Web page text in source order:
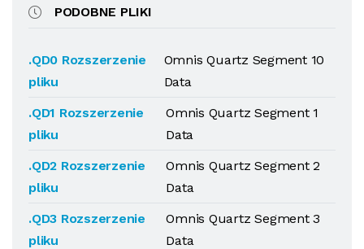
PODOBNE PLIKI
.QD0 Rozszerzenie
pliku
Omnis Quartz Segment 10
Data
.QD1 Rozszerzenie
pliku
Omnis Quartz Segment 1
Data
.QD2 Rozszerzenie
pliku
Omnis Quartz Segment 2
Data
.QD3 Rozszerzenie
pliku
Omnis Quartz Segment 3
Data